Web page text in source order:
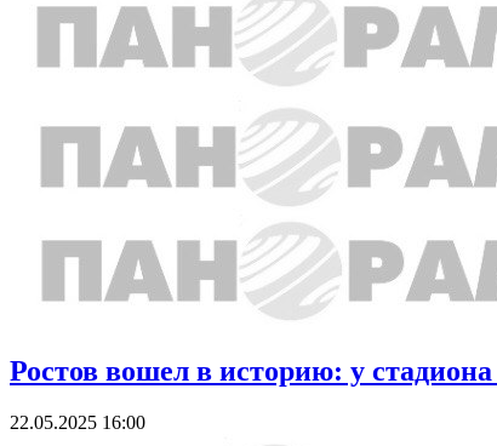
Ростов вошел в историю: у
22.05.2025 16:00